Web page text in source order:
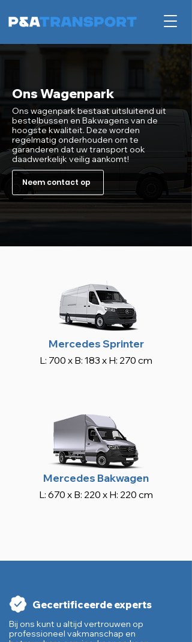
Ons Wagenpark
Ons wagenpark bestaat uitsluitend uit
bestelbussen en Bakwagens van de
hoogste kwaliteit. Deze worden
regelmatig onderhouden om te
garanderen dat uw transport ook
daadwerkelijk veilig aankomt!
Neem contact op
Mercedes Sprinter
L: 700 x B: 183 x H: 270 cm
Mercedes Bakwagen
L: 670 x B: 220 x H: 220 cm
Gecertificeerde experts
Bij ons kunt u altijd vertrouwen op
professioneel vakmanschap en